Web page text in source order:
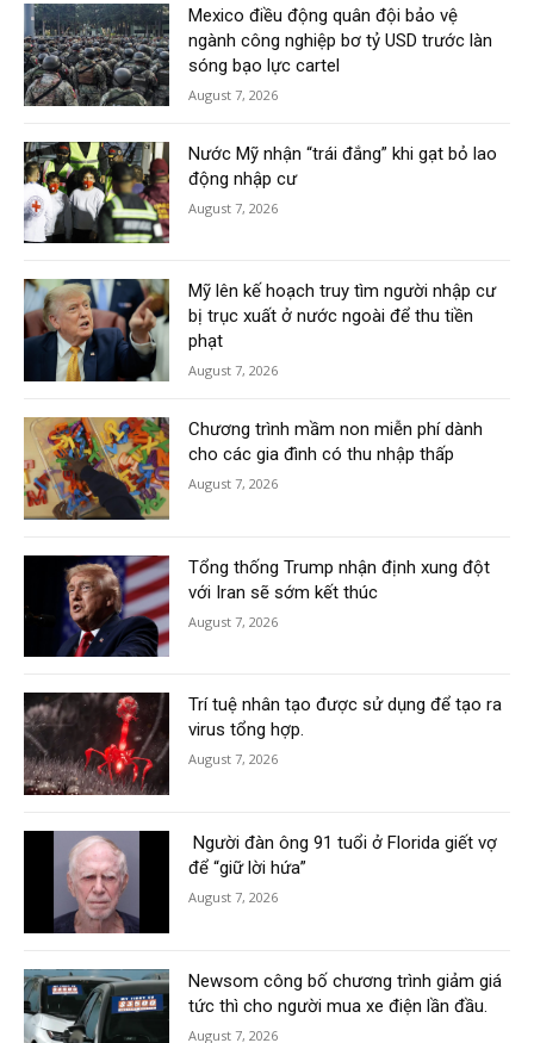
Mexico điều động quân đội bảo vệ
ngành công nghiệp bơ tỷ USD trước làn
sóng bạo lực cartel
August 7, 2026
Nước Mỹ nhận “trái đắng” khi gạt bỏ lao
động nhập cư
August 7, 2026
Mỹ lên kế hoạch truy tìm người nhập cư
bị trục xuất ở nước ngoài để thu tiền
phạt
August 7, 2026
Chương trình mầm non miễn phí dành
cho các gia đình có thu nhập thấp
August 7, 2026
Tổng thống Trump nhận định xung đột
với Iran sẽ sớm kết thúc
August 7, 2026
Trí tuệ nhân tạo được sử dụng để tạo ra
virus tổng hợp.
August 7, 2026
Người đàn ông 91 tuổi ở Florida giết vợ
để “giữ lời hứa”
August 7, 2026
Newsom công bố chương trình giảm giá
tức thì cho người mua xe điện lần đầu.
August 7, 2026